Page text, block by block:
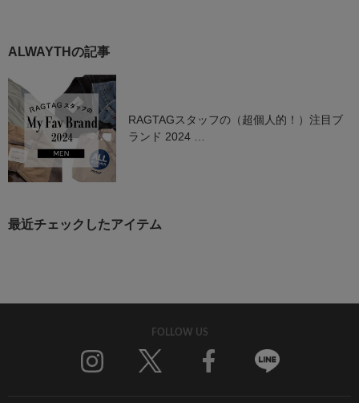
ALWAYTHの記事
RAGTAGスタッフの（超個人的！）注目ブ
ランド 2024
最近チェックしたアイテム
FOLLOW US